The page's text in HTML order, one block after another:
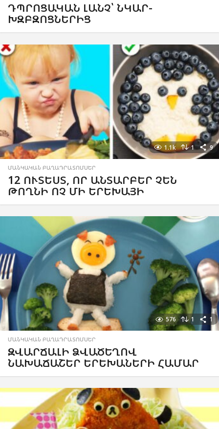
ԴՊՐՈՑԱԿԱՆ ԼԱՆՉ՝ ՆԿԱՐ-
ԽԶԲԶՈՑՆԵՐԻՑ
1.1k 1 9
ՄԱՆԿԱԿԱՆ ԲԱՂԱԴՐԱՏՈՄՍԵՐ
12 ՈՒՏԵՍՏ, ՈՐ ԱՆՏԱՐԲԵՐ ՉԵՆ
ԹՈՂՆԻ ՈՉ ՄԻ ԵՐԵԽԱՅԻ
576 1 1
ՄԱՆԿԱԿԱՆ ԲԱՂԱԴՐԱՏՈՄՍԵՐ
ԶՎԱՐՃԱԼԻ ՁՎԱԾԵՂՈՎ
ՆԱԽԱՃԱՇԵՐ ԵՐԵԽԱՆԵՐԻ ՀԱՄԱՐ